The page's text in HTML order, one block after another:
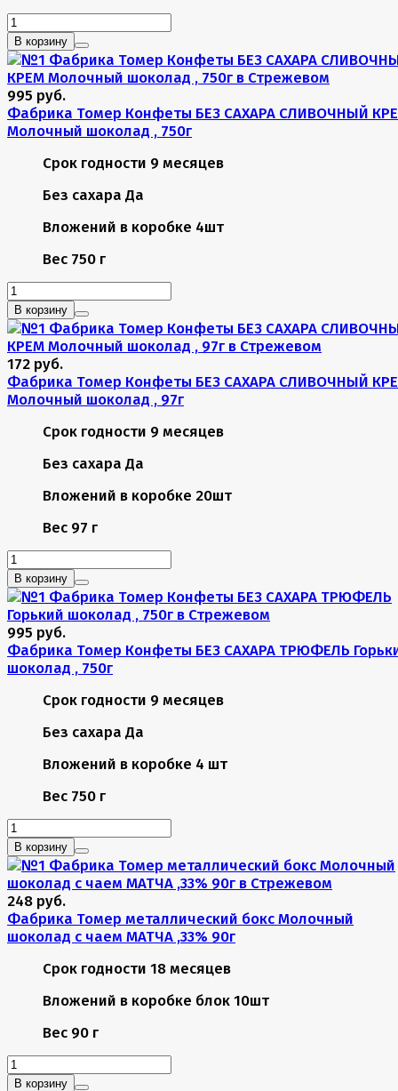
В корзину
995 руб.
Фабрика Томер Конфеты БЕЗ САХАРА СЛИВОЧНЫЙ
Молочный шоколад , 750г
Срок годности 9 месяцев
Без сахара Да
Вложений в коробке 4шт
Вес 750 г
В корзину
172 руб.
Фабрика Томер Конфеты БЕЗ САХАРА СЛИВОЧНЫЙ
Молочный шоколад , 97г
Срок годности 9 месяцев
Без сахара Да
Вложений в коробке 20шт
Вес 97 г
В корзину
995 руб.
Фабрика Томер Конфеты БЕЗ САХАРА ТРЮФЕЛЬ
шоколад , 750г
Срок годности 9 месяцев
Без сахара Да
Вложений в коробке 4 шт
Вес 750 г
В корзину
248 руб.
Фабрика Томер металлический бокс Молочный
шоколад с чаем МАТЧА ,33% 90г
Срок годности 18 месяцев
Вложений в коробке блок 10шт
Вес 90 г
В корзину